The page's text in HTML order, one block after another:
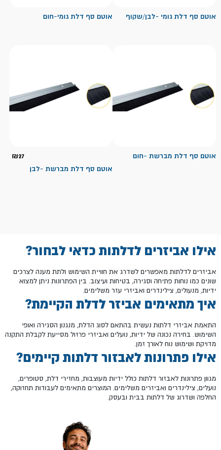
אוטם סף דלת גומי -לבן/שקוף אוטם סף דלת גומי-חום
אוטם סף דלת מברשת -חום ₪27
אוטם סף דלת מברשת -לבן
אילו אביזרים לדלתות כדאי לבחור?
אביזרים לדלתות מאפשרים לשדרג את חוויית השימוש ולתת מענה לצרכים
שונים כמו נוחות פתיחה וסגירה, בטיחות ועיצוב. בין הפתרונות ניתן למצוא
ידיות, מנעולים, צילינדרים ואביזרי עזר משלימים.
איך מתאימים אביזר לדלת הקיימת?
התאמת אביזרי דלתות נעשית בהתאם לסוג הדלת, מנגנון הסגירה ואופי
השימוש. בחירה נכונה של ידיות, נועלים ואביזרי פרזול מסייעת לקבלת התקנה
מדויקת ושימוש נוח לאורך זמן.
אילו פתרונות לאבזור דלתות קיימים?
מגוון פתרונות לאבזור דלתות כולל ידיות מעוצבות, מחזירי דלת, סטופרים,
נועלים, צילינדרים ואביזרים משלימים. המוצרים מתאימים לעבודות תחזוקה,
החלפה ושדרוג של דלתות בבית ובעסק.